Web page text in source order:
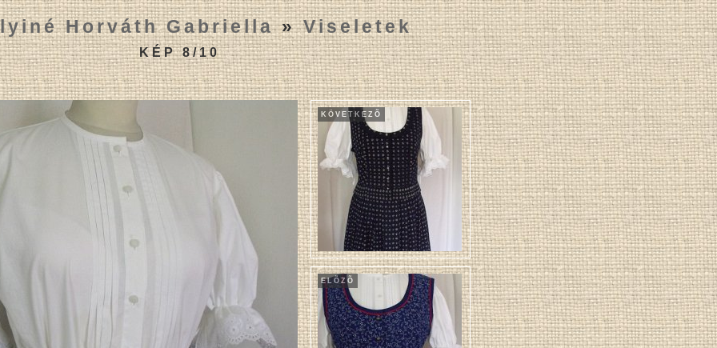
Horváth Gabriella»Viseletek
KÉP 8/10
KÖVETKEZÕ
ELÕZÕ